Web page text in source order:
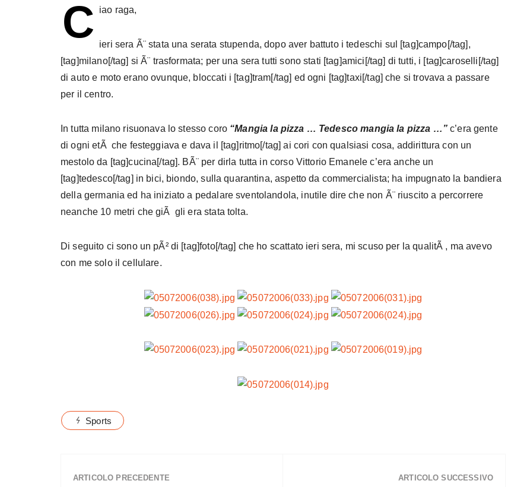
C iao raga,
ieri sera Ã¨ stata una serata stupenda, dopo aver battuto i tedeschi sul [tag]campo[/tag],
[tag]milano[/tag] si Ã¨ trasformata; per una sera tutti sono stati [tag]amici[/tag] di tutti, i [tag]caroselli[/tag]
di auto e moto erano ovunque, bloccati i [tag]tram[/tag] ed ogni [tag]taxi[/tag] che si trovava a passare
per il centro.
In tutta milano risuonava lo stesso coro “Mangia la pizza … Tedesco mangia la pizza …”c’era gente
di ogni etÃ che festeggiava e dava il [tag]ritmo[/tag] ai cori con qualsiasi cosa, addirittura con un
mestolo da [tag]cucina[/tag]. BÃ¨ per dirla tutta in corso Vittorio Emanele c’era anche un
[tag]tedesco[/tag] in bici, biondo, sulla quarantina, aspetto da commercialista; ha impugnato la bandiera
della germania ed ha iniziato a pedalare sventolandola, inutile dire che non Ã¨ riuscito a percorrere
neanche 10 metri che giÃ gli era stata tolta.
Di seguito ci sono un pÃ² di [tag]foto[/tag] che ho scattato ieri sera, mi scuso per la qualitÃ , ma avevo
con me solo il cellulare.
Sports
ARTICOLO PRECEDENTE ARTICOLO SUCCESSIVO